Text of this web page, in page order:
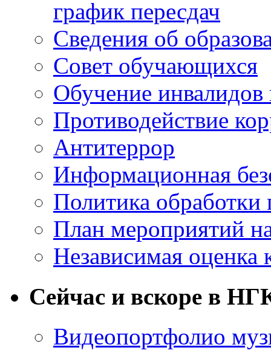
график пересдач
Сведения об
Совет обучающихся
Обучение
Противодействие
Антитеррор
Информационная
Политика
План мероприятий
Независимая оценка
Сейчас и вскоре в
Видеопортфолио